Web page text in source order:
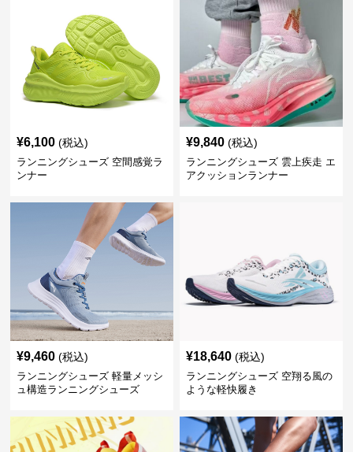
¥6,100 (税込)
ランニングシューズ 空間感覚ラ
ンナー
¥9,840 (税込)
ランニングシューズ 雲上疾走 エ
アクッションランナー
¥9,460 (税込)
ランニングシューズ 軽量メッシ
ュ構造ランニングシューズ
¥18,640 (税込)
ランニングシューズ 空翔る風の
ような軽快履き